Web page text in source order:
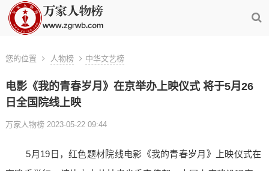
您的位置 人物榜 中华文艺榜
电影《我的青春岁月》在京举办上映仪式 将于5月26
日全国院线上映
万家人物榜 2023-05-22 09:44
5月19日，红色题材院线电影《我的青春岁月》上映仪式在